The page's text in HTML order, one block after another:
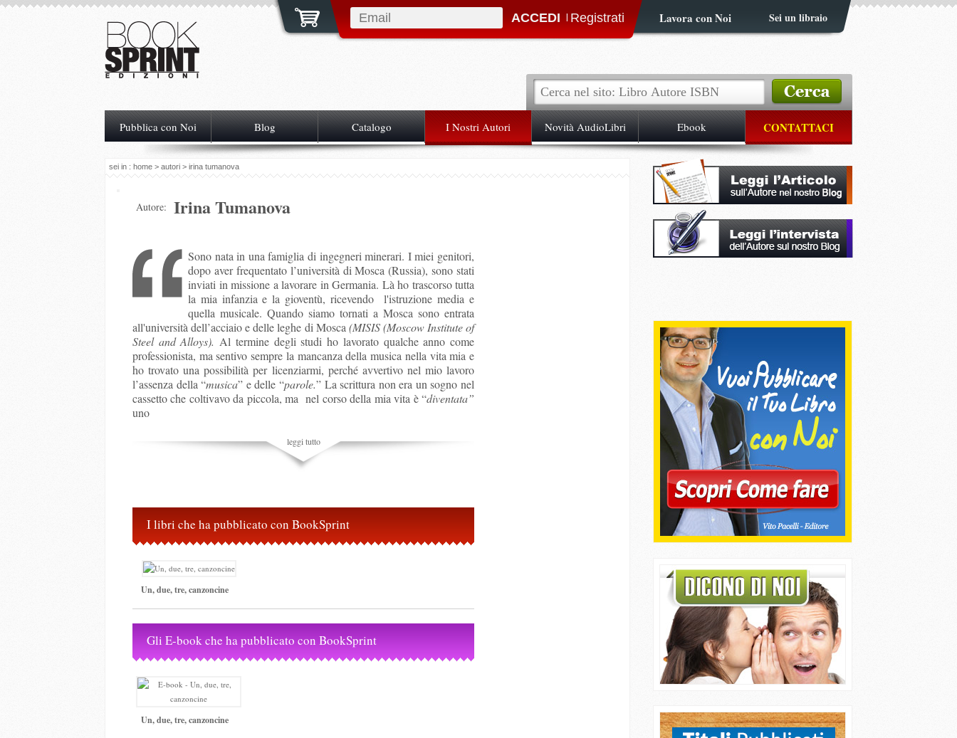
| Lavora con Noi Sei un libraio
Pubblica con Noi Blog Catalogo I Nostri Autori Novità AudioLibri Ebook CONTATTACI
sei in : home > autori > irina tumanova
Autore: Irina Tumanova
Sono nata in una famiglia di ingegneri minerari. I miei genitori,
dopo aver frequentato l’università di Mosca (Russia), sono stati
inviati in missione a lavorare in Germania. Là ho trascorso tutta
la mia infanzia e la gioventù, ricevendo l'istruzione media e
quella musicale. Quando siamo tornati a Mosca sono entrata
all'università dell’acciaio e delle leghe di Mosca (MISIS (Moscow Institute of
Steel and Alloys). Al termine degli studi ho lavorato qualche anno come
professionista, ma sentivo sempre la mancanza della musica nella vita mia e
ho trovato una possibilità per licenziarmi, perché avvertivo nel mio lavoro
l’assenza della “musica” e delle “parole.” La scrittura non era un sogno nel
cassetto che coltivavo da piccola, ma nel corso della mia vita è “diventata”
uno
leggi tutto
I libri che ha pubblicato con BookSprint
Un, due, tre, canzoncine
Gli E-book che ha pubblicato con BookSprint
Un, due, tre, canzoncine